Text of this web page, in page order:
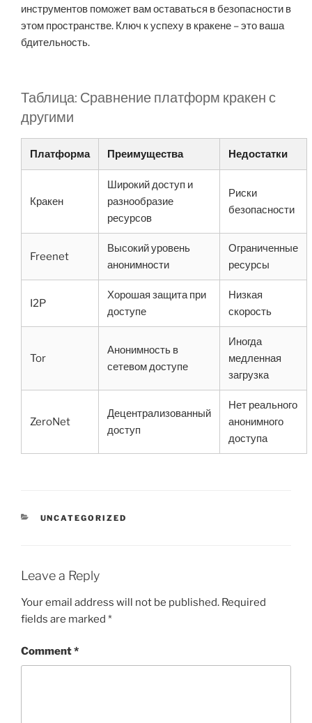
инструментов поможет вам оставаться в безопасности в
этом пространстве. Ключ к успеху в кракене – это ваша
бдительность.
Таблица: Сравнение платформ кракен с
другими
Платформа Преимущества Недостатки
Кракен
Широкий доступ и
разнообразие
ресурсов
Риски
безопасности
Freenet
Высокий уровень
анонимности
Ограниченные
ресурсы
I2P
Хорошая защита при
доступе
Низкая
скорость
Tor
Анонимность в
сетевом доступе
Иногда
медленная
загрузка
ZeroNet
Децентрализованный
доступ
Нет реального
анонимного
доступа
CATEGORIES
UNCATEGORIZED
Leave a Reply
Your email address will not be published. Required
fields are marked *
Comment*